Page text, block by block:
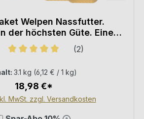
Welpen Nassfutter.
der höchsten Güte. Eines
hochwertigsten Super
Nassfutter auf dem
(2)
3.1 kg (6,12 € / 1 kg)
18,98 €*
MwSt. zzgl. Versandkosten